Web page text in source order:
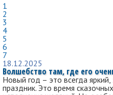
1
2
3
4
5
6
7
18.12.2025
Волшебство там, где его
Новый год – это всегда
праздник. Это время